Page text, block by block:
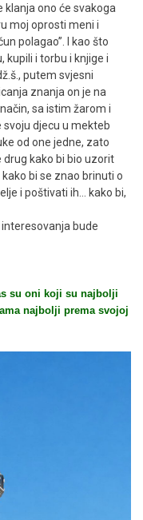
klanja ono će svakoga
moj oprosti meni i
polagao”. I kao što
kupili i torbu i knjige i
putem svjesni
znanja on je na
sa istim žarom i
djecu u mekteb
od one jedne, zato
kako bi bio uzorit
bi se znao brinuti o
i poštivati ih… kako bi,
bude
su oni koji su najbolji
najbolji prema svojoj